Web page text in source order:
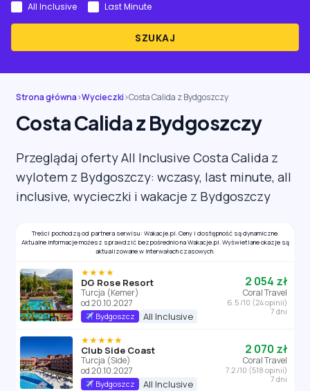
SZUKAJ
All Inclusive Last Minute
Strona główna›Wycieczki›Costa Calida z Bydgoszczy
Costa Calida z Bydgoszczy
Przeglądaj oferty All Inclusive Costa Calida z
wylotem z Bydgoszczy: wczasy, last minute, all
inclusive, wycieczki i wakacje z Bydgoszczy
Treści pochodzą od partnera serwisu: Wakacje.pl. Ceny i dostępność są dynamiczne.
Aktualne informacje możesz sprawdzić bezpośrednio na Wakacje.pl. Wyświetlane okazje są
aktualizowane w interwałach czasowych.
★★★★
DG Rose Resort
Turcja (Kemer)
od 20.10.2027
Bydgoszcz All Inclusive
2 054 zł
Coral Travel
6.5 /10 (24 opinii)
7 dni
★★★★★
Club Side Coast
Turcja (Side)
od 20.10.2027
Bydgoszcz All Inclusive
2 070 zł
Coral Travel
7.2 /10 (518 opinii)
7 dni